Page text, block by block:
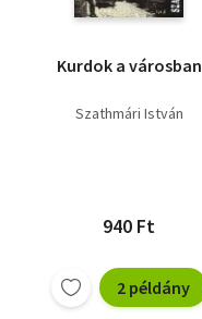
Kurdok a városban
Szathmári István
940 Ft
2 példány